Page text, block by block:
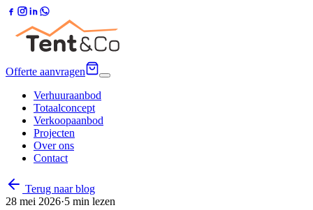
Offerte aanvragen
Verhuuraanbod
Totaalconcept
Verkoopaanbod
Projecten
Over ons
Contact
Terug naar blog
28 mei 2026·5 min lezen